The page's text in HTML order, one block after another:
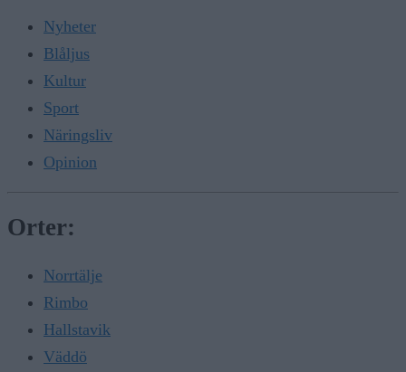
Nyheter
Blåljus
Kultur
Sport
Näringsliv
Opinion
Orter:
Norrtälje
Rimbo
Hallstavik
Väddö